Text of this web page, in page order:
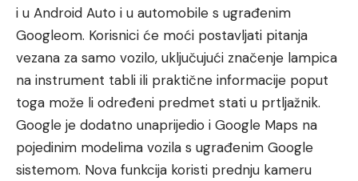
i u Android Auto i u automobile s ugrađenim
Googleom. Korisnici će moći postavljati pitanja
vezana za samo vozilo, uključujući značenje lampica
na instrument tabli ili praktične informacije poput
toga može li određeni predmet stati u prtljažnik.
Google je dodatno unaprijedio i Google Maps na
pojedinim modelima vozila s ugrađenim Google
sistemom. Nova funkcija koristi prednju kameru